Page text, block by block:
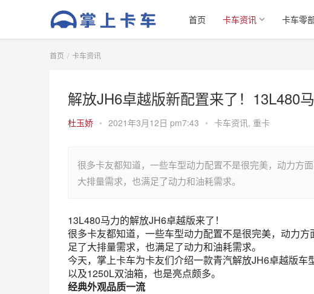
首页 卡车资讯 卡车零
首页 卡车资讯
解放JH6卓越版新配置来了！13L480
杜玉娇 • 2021年3月12日 pm7:43 • 卡车资讯, 重卡
很多卡友都知道，一些车型动力配置不是很完美，动力方
大排量需求，也满足了动力和油耗需求。
13L480马力的解放JH6卓越版来了！
很多卡友都知道，一些车型动力配置不是很完美，动力
足了大排量需求，也满足了动力和油耗需求。
今天，掌上卡车为卡友们介绍一款青汽解放JH6卓越版
以及1250L双油箱，也是亮点颇多。
经典外观品质一流